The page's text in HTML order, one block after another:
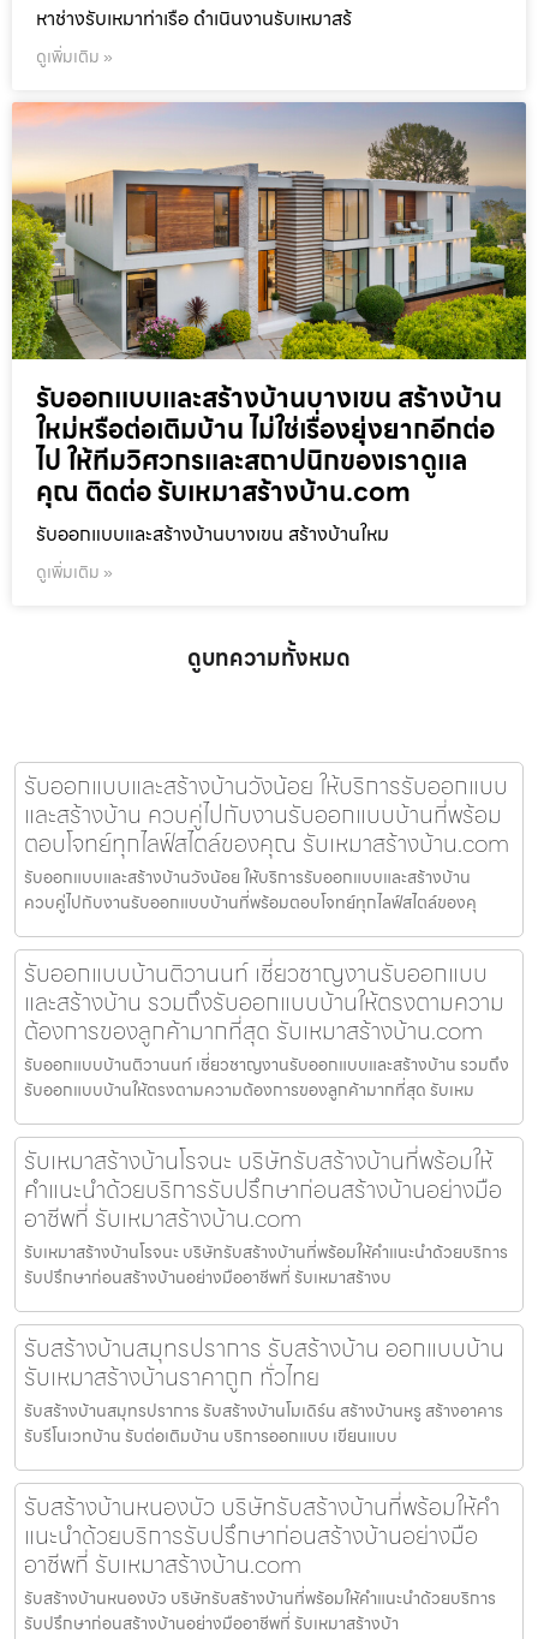
หาช่างรับเหมาท่าเรือ ดำเนินงานรับเหมาสร้
ดูเพิ่มเติม »
รับออกแบบและสร้างบ้านบางเขน สร้างบ้าน
ใหม่หรือต่อเติมบ้าน ไม่ใช่เรื่องยุ่งยากอีกต่อ
ไป ให้ทีมวิศวกรและสถาปนิกของเราดูแล
คุณ ติดต่อ รับเหมาสร้างบ้าน.com
รับออกแบบและสร้างบ้านบางเขน สร้างบ้านใหม
ดูเพิ่มเติม »
ดูบทความทั้งหมด
รับออกแบบและสร้างบ้านวังน้อย ให้บริการรับออกแบบ
และสร้างบ้าน ควบคู่ไปกับงานรับออกแบบบ้านที่พร้อม
ตอบโจทย์ทุกไลฟ์สไตล์ของคุณ รับเหมาสร้างบ้าน.com
รับออกแบบและสร้างบ้านวังน้อย ให้บริการรับออกแบบและสร้างบ้าน
ควบคู่ไปกับงานรับออกแบบบ้านที่พร้อมตอบโจทย์ทุกไลฟ์สไตล์ของคุ
รับออกแบบบ้านติวานนท์ เชี่ยวชาญงานรับออกแบบ
และสร้างบ้าน รวมถึงรับออกแบบบ้านให้ตรงตามความ
ต้องการของลูกค้ามากที่สุด รับเหมาสร้างบ้าน.com
รับออกแบบบ้านติวานนท์ เชี่ยวชาญงานรับออกแบบและสร้างบ้าน รวมถึง
รับออกแบบบ้านให้ตรงตามความต้องการของลูกค้ามากที่สุด รับเหม
รับเหมาสร้างบ้านโรจนะ บริษัทรับสร้างบ้านที่พร้อมให้
คำแนะนำด้วยบริการรับปรึกษาก่อนสร้างบ้านอย่างมือ
อาชีพที่ รับเหมาสร้างบ้าน.com
รับเหมาสร้างบ้านโรจนะ บริษัทรับสร้างบ้านที่พร้อมให้คำแนะนำด้วยบริการ
รับปรึกษาก่อนสร้างบ้านอย่างมืออาชีพที่ รับเหมาสร้างบ
รับสร้างบ้านสมุทรปราการ รับสร้างบ้าน ออกแบบบ้าน
รับเหมาสร้างบ้านราคาถูก ทั่วไทย
รับสร้างบ้านสมุทรปราการ รับสร้างบ้านโมเดิร์น สร้างบ้านหรู สร้างอาคาร
รับรีโนเวทบ้าน รับต่อเติมบ้าน บริการออกแบบ เขียนแบบ
รับสร้างบ้านหนองบัว บริษัทรับสร้างบ้านที่พร้อมให้คำ
แนะนำด้วยบริการรับปรึกษาก่อนสร้างบ้านอย่างมือ
อาชีพที่ รับเหมาสร้างบ้าน.com
รับสร้างบ้านหนองบัว บริษัทรับสร้างบ้านที่พร้อมให้คำแนะนำด้วยบริการ
รับปรึกษาก่อนสร้างบ้านอย่างมืออาชีพที่ รับเหมาสร้างบ้า